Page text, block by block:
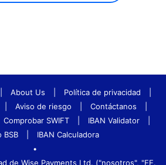
About Us Política de privacidad
Aviso de riesgo Contáctanos
Comprobar SWIFT IBAN Validator
BSB
IBAN Calculadora
•
de Wise Payments Ltd. ("nosotros", "EE.